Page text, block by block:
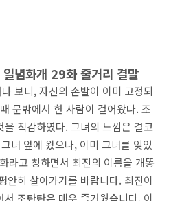
념화개 29화 줄거리 결말
보니, 자신의 손발이 이미 고정되
문밖에서 한 사람이 걸어왔다. 조
직감하였다. 그녀의 느낌은 결코
녀 앞에 왔으나, 이미 그녀를 잊었
라고 칭하면서 최진의 이름을 개똥
안히 살아가기를 바랍니다. 최진이
조탄탄은 매우 즐거웠습니다. 이